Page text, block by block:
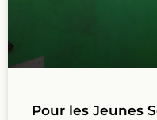
Pour les Jeunes